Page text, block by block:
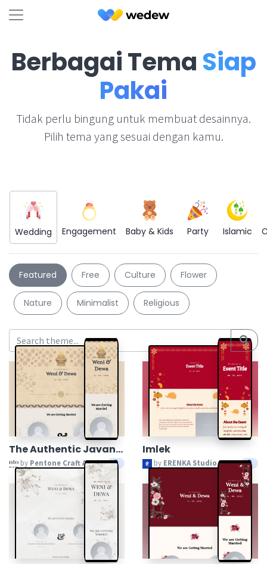
Berbagai Tema Siap
Pakai
Tidak perlu bingung untuk membuat desainnya.
Pilih tema yang sesuai dengan kamu.
Wedding Engagement Baby & Kids Party Islamic
Featured Free Culture Flower
Nature Minimalist Religious
The Authentic Javaneese
by Pentone Craft And Paper
Imlek
by ERENKA Studio